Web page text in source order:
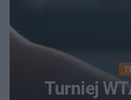
Turniej